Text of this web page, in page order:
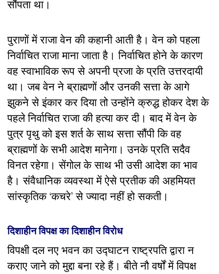
सौंपता था।
पुराणों में राजा वेन की कहानी आती है। वेन को पहला
निर्वाचित राजा माना जाता है। निर्वाचित होने के कारण
वह स्वाभाविक रूप से अपनी प्रजा के प्रति उत्तरदायी
था। जब वेन ने ब्राह्मणों और उनकी सत्ता के आगे
झुकने से इंकार कर दिया तो उन्होंने क्रुद्ध होकर देश के
पहले निर्वाचित राजा की हत्या कर दी। बाद में वेन के
पुत्र पृथु को इस शर्त के साथ सत्ता सौंपी कि वह
ब्राह्मणों के सभी आदेश मानेगा। उनके प्रति सदैव
विनत रहेगा। सेंगोल के साथ भी उसी आदेश का भाव
है। संवैधानिक व्यवस्था में ऐसे प्रतीक की अहमियत
सांस्कृतिक ‘कचरे’ से ज्यादा नहीं हो सकती।
दिशाहीन विपक्ष का दिशाहीन विरोध
विपक्षी दल नए भवन का उद्घाटन राष्ट्रपति द्वारा न
कराए जाने को मुद्दा बना रहे हैं। बीते नौ वर्षों में विपक्ष